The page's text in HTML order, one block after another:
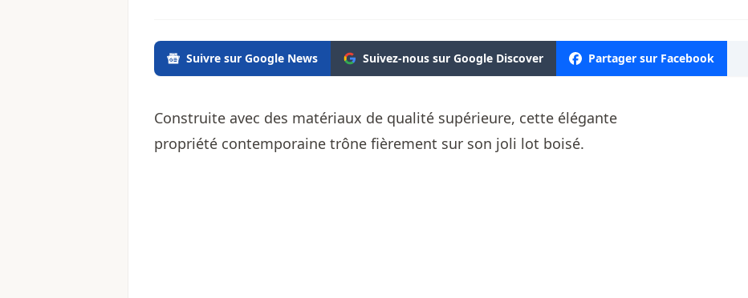
Suivre sur Google News Suivez-nous sur Google Discover Partager sur Facebook
Construite avec des matériaux de qualité supérieure, cette élégante
propriété contemporaine trône fièrement sur son joli lot boisé.